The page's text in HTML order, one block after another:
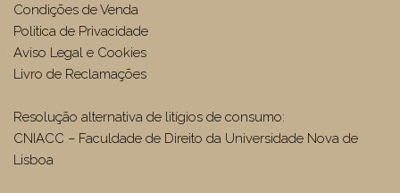
Condições de Venda
Politica de Privacidade
Aviso Legal e Cookies
Livro de Reclamações
Resolução alternativa de litígios de consumo:
CNIACC – Faculdade de Direito da Universidade Nova de
Lisboa